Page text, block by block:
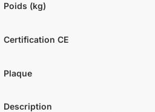
Poids (kg)
Certification CE
Plaque
Description